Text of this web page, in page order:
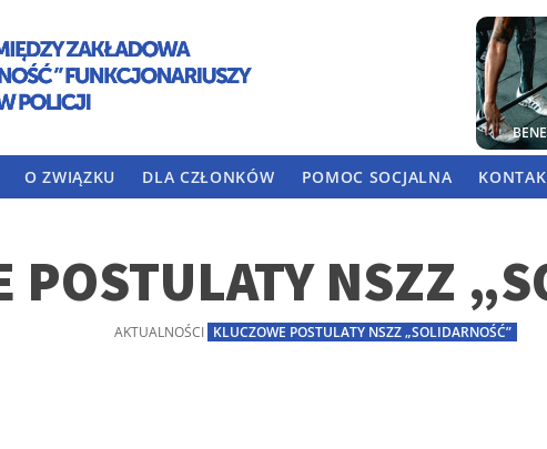
O ZWIĄZKU DLA CZŁONKÓW POMOC SOCJALNA
POSTULATY NSZZ
AKTUALNOŚCI KLUCZOWE POSTULATY NSZZ „SOLIDARNOŚĆ”